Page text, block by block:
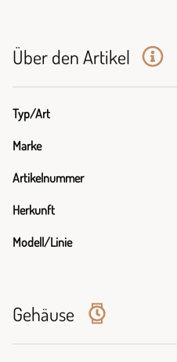
Über den Artikel
Typ/Art
Marke
Artikelnummer
Herkunft
Modell/Linie
Gehäuse